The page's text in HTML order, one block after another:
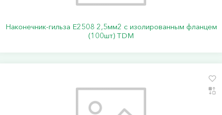
Наконечник-гильза Е2508 2,5мм2 с изолированным фланцем
(100шт) TDM